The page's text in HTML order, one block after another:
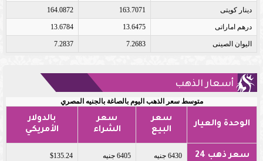
دينار كويتى 163.7071
164.0872
درهم اماراتى 13.6475
13.6784
اليوان الصينى 7.2683
7.2837
أسعار الذهب
متوسط سعر الذهب اليوم بالصاغة بالجنيه المصري
الوحدة والعيار
سعر
البيع
سعر
الشراء
بالدولار
الأمريكي
سعر ذهب 24 6430 جنيه 6405 جنيه $135.24